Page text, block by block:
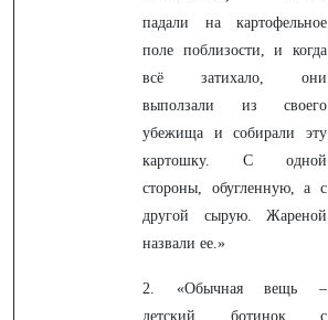
падали на картофельное
поле поблизости, и когда
всё затихало, они
выползали из своего
убежища и собирали эту
картошку. С одной
стороны, обугленную, а с
другой сырую. Жареной
назвали ее.»
2. «Обычная вещь –
детский ботинок с